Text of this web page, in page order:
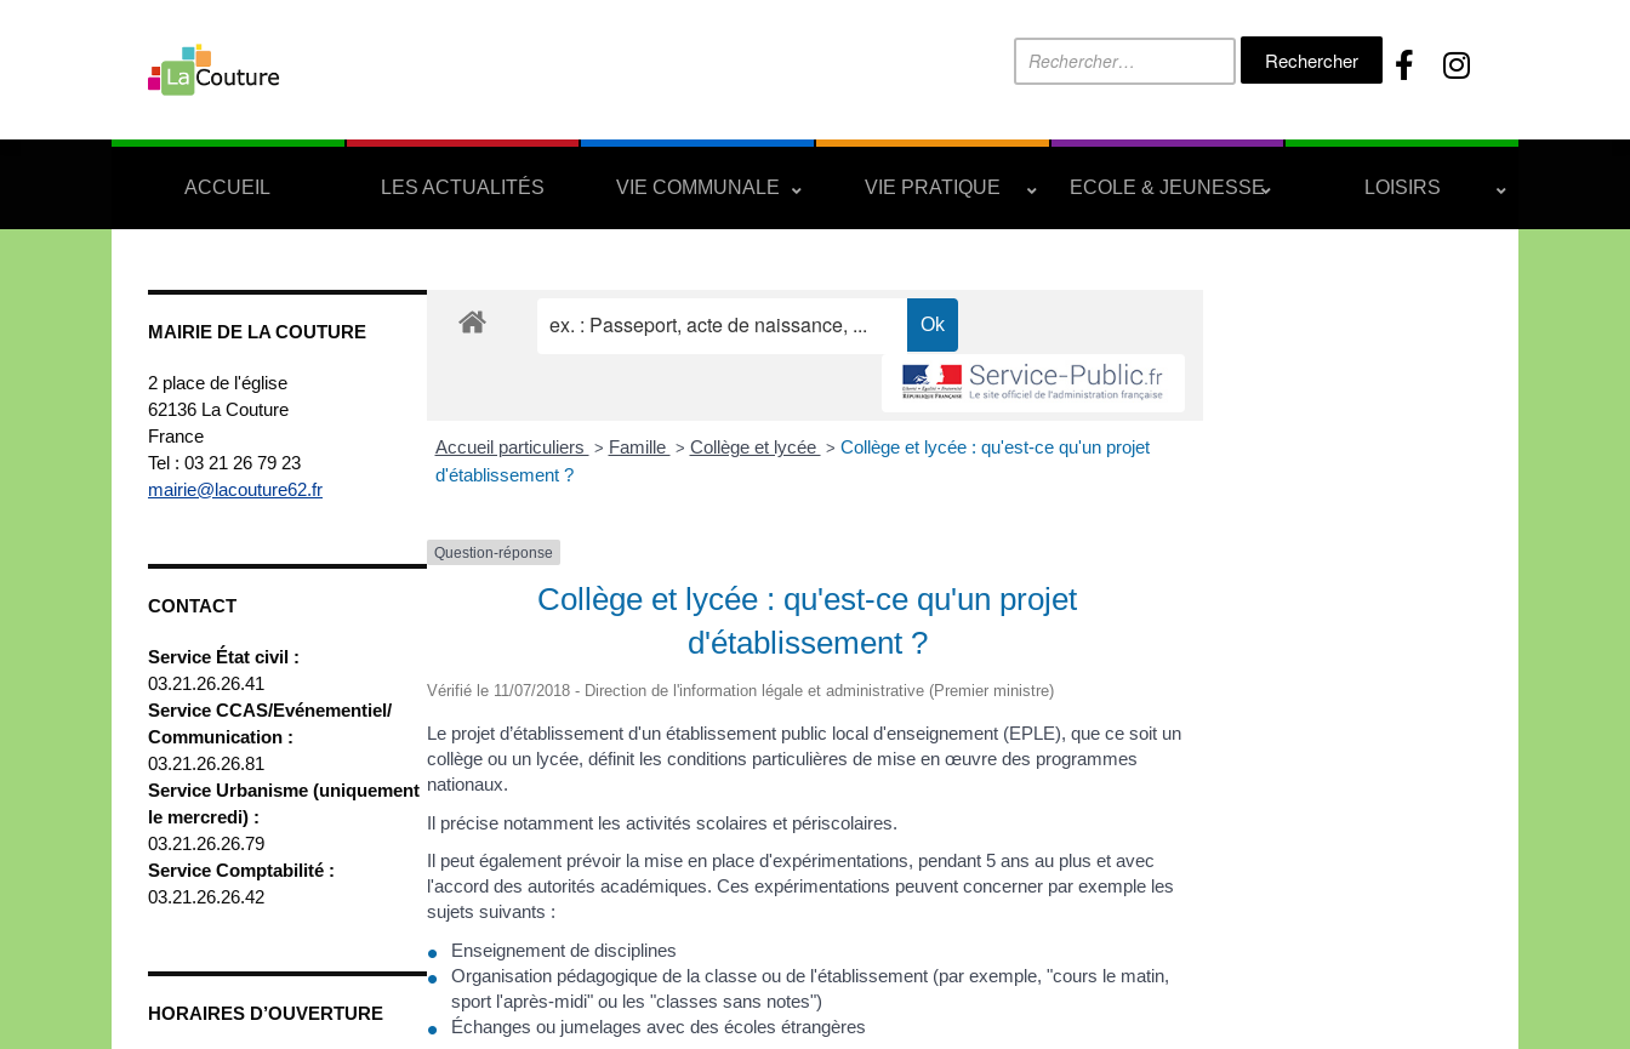
Rechercher :
ACCUEIL LES ACTUALITÉS VIE COMMUNALE VIE PRATIQUE ECOLE & JEUNESSE LOISIRS
MAIRIE DE LA COUTURE
2 place de l'église
62136 La Couture
France
Tel : 03 21 26 79 23
mairie@lacouture62.fr
CONTACT
Service État civil :
03.21.26.26.41
Service CCAS/Evénementiel/
Communication :
03.21.26.26.81
Service Urbanisme (uniquement
le mercredi) :
03.21.26.26.79
Service Comptabilité :
03.21.26.26.42
HORAIRES D’OUVERTURE
Accueil particuliers > Famille > Collège et lycée > Collège et lycée : qu'est-ce qu'un projet
d'établissement ?
Question-réponse
Collège et lycée : qu'est-ce qu'un projet
d'établissement ?
Vérifié le 11/07/2018 - Direction de l'information légale et administrative (Premier ministre)
Le projet d’établissement d'un établissement public local d'enseignement (EPLE), que ce soit un
collège ou un lycée, définit les conditions particulières de mise en œuvre des programmes
nationaux.
Il précise notamment les activités scolaires et périscolaires.
Il peut également prévoir la mise en place d'expérimentations, pendant 5 ans au plus et avec
l'accord des autorités académiques. Ces expérimentations peuvent concerner par exemple les
sujets suivants :
Enseignement de disciplines
Organisation pédagogique de la classe ou de l'établissement (par exemple, "cours le matin,
sport l'après-midi" ou les "classes sans notes")
Échanges ou jumelages avec des écoles étrangères